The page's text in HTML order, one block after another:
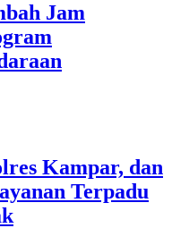
Jam
Kampar, dan
Terpadu